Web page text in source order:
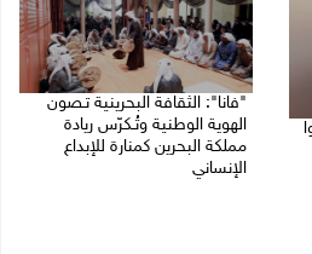
"فانا": الثقافة البحرينية تـصون
الهوية الوطنية وتُـكرّس ريادة
مملكة البحرين كمنارة للإبداع
الإنساني